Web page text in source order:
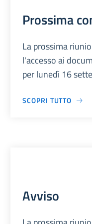
Prossima
La prossima
l'accesso ai
per lunedì 16
SCOPRI TUTTO
Avviso